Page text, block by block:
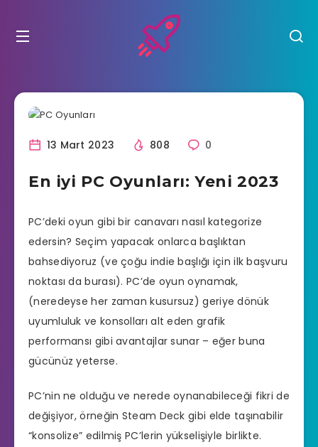
13 Mart 2023 808 0
En iyi PC Oyunları: Yeni 2023
PC’deki oyun gibi bir canavarı nasıl kategorize
edersin? Seçim yapacak onlarca başlıktan
bahsediyoruz (ve çoğu indie başlığı için ilk başvuru
noktası da burası). PC’de oyun oynamak,
(neredeyse her zaman kusursuz) geriye dönük
uyumluluk ve konsolları alt eden grafik
performansı gibi avantajlar sunar – eğer buna
gücünüz yeterse.
PC’nin ne olduğu ve nerede oynanabileceği fikri de
değişiyor, örneğin Steam Deck gibi elde taşınabilir
“konsolize” edilmiş PC’lerin yükselişiyle birlikte.